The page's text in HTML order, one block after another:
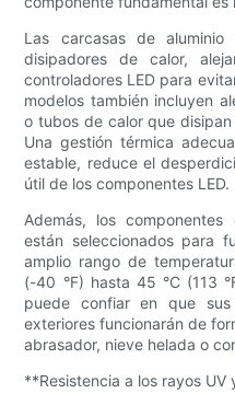
Las carcasas de
disipadores de calor,
controladores LED para
modelos también incluyen
o tubos de calor que
Una gestión térmica
estable, reduce el
útil de los componentes LED.
Además, los
están seleccionados para
amplio rango de
(-40 °F) hasta 45 °C (113
puede confiar en que sus
exteriores funcionarán de
abrasador, nieve helada o
**Resistencia a los rayos UV